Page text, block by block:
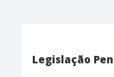
Legislação